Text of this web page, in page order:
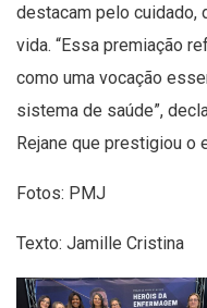
destacam pelo cuidado,
vida. “Essa premiação
como uma vocação
sistema de saúde”,
Rejane que prestigiou o
Fotos: PMJ
Texto: Jamille Cristina